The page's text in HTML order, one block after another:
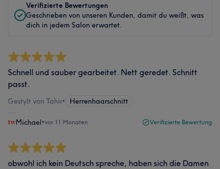
Verifizierte Bewertungen
Geschrieben von unseren Kunden, damit du weißt, was
dich in jedem Salon erwartet.
Schnell und sauber gearbeitet. Nett geredet. Schnitt
passt.
Gestylt von Tahir• Herrenhaarschnitt
Michael•vor 11 Monaten Verifizierte Bewertung
obwohl ich kein Deutsch spreche, haben sich die Damen